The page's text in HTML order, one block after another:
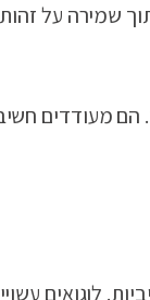
מעודדים
ואדפטיביות.